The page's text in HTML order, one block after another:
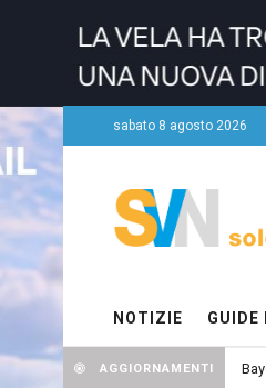
sabato 8 agosto 2026
NOTIZIE GUIDE
AGGIORNAMENTI